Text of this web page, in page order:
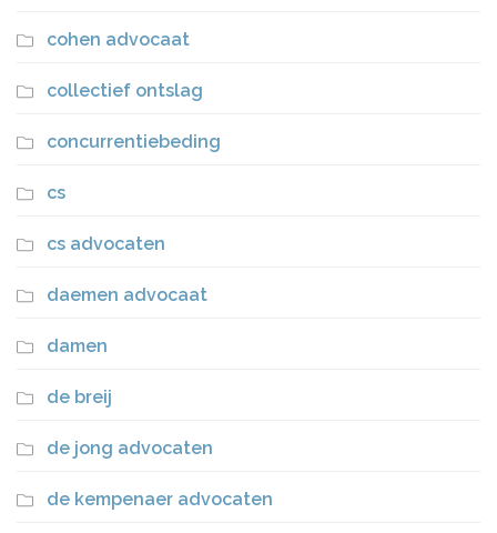
cohen advocaat
collectief ontslag
concurrentiebeding
cs
cs advocaten
daemen advocaat
damen
de breij
de jong advocaten
de kempenaer advocaten